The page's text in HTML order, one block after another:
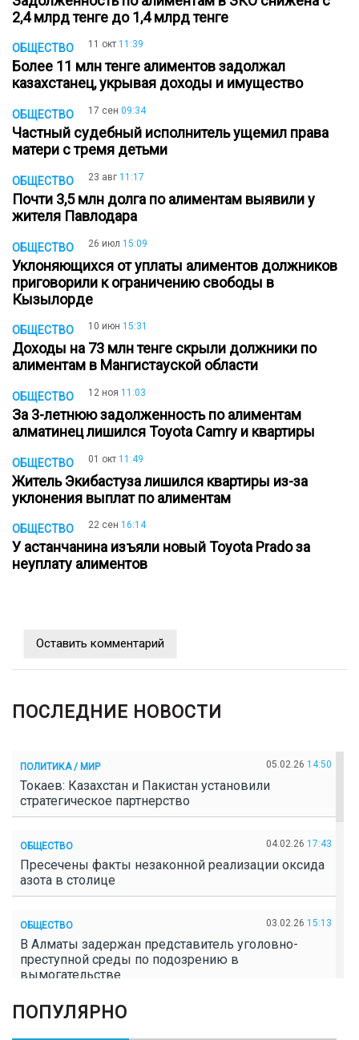
2,4 млрд тенге до 1,4 млрд тенге
ОБЩЕСТВО 11 окт 11:39
Более 11 млн тенге алиментов задолжал
казахстанец, укрывая доходы и имущество
ОБЩЕСТВО 17 сен 09:34
Частный судебный исполнитель ущемил права
матери с тремя детьми
ОБЩЕСТВО 23 авг 11:17
Почти 3,5 млн долга по алиментам выявили у
жителя Павлодара
ОБЩЕСТВО 26 июл 15:09
Уклоняющихся от уплаты алиментов должников
приговорили к ограничению свободы в
Кызылорде
ОБЩЕСТВО 10 июн 15:31
Доходы на 73 млн тенге скрыли должники по
алиментам в Мангистауской области
ОБЩЕСТВО 12 ноя 11:03
За 3-летнюю задолженность по алиментам
алматинец лишился Toyota Camry и квартиры
ОБЩЕСТВО 01 окт 11:49
Житель Экибастуза лишился квартиры из-за
уклонения выплат по алиментам
ОБЩЕСТВО 22 сен 16:14
У астанчанина изъяли новый Toyota Prado за
неуплату алиментов
Оставить комментарий
ПОСЛЕДНИЕ НОВОСТИ
ПОЛИТИКА / МИР 05.02.26 14:50
Токаев: Казахстан и Пакистан установили
стратегическое партнерство
ОБЩЕСТВО 04.02.26 17:43
Пресечены факты незаконной реализации оксида
азота в столице
ОБЩЕСТВО 03.02.26 15:13
В Алматы задержан представитель уголовно-
преступной среды по подозрению в
вымогательстве
ОБЩЕСТВО
ПОПУЛЯРНО